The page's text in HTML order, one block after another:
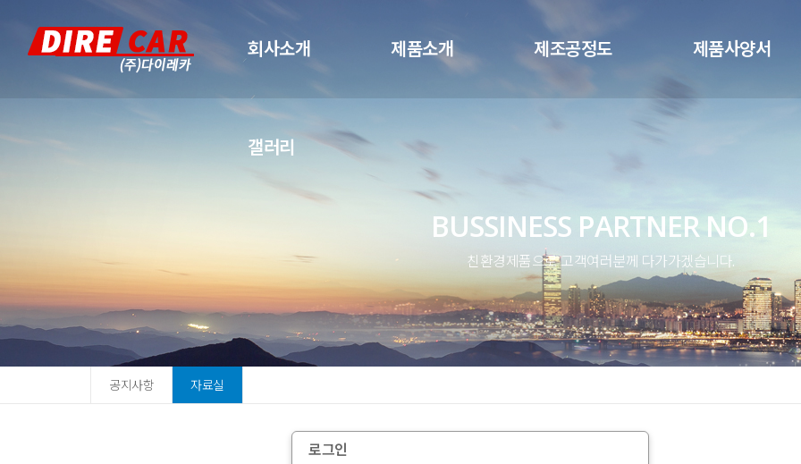
회사소개 제품소개 제조공정도 제품사양서
갤러리
BUSSINESS PARTNER NO.1
친환경제품으로 고객여러분께 다가가겠습니다.
공지사항 자료실
로그인